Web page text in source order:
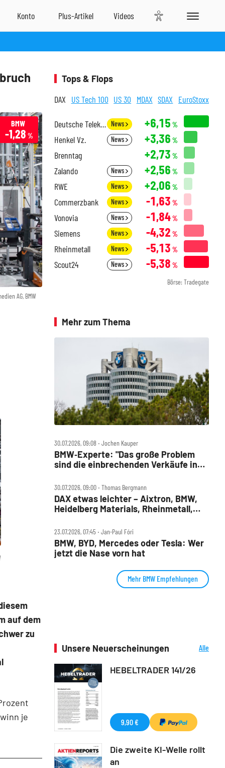
AG, BMW
BMW
-1,28 %
auf dem
zu
je
Tops & Flops
DAX US Tech 100 US 30 MDAX SDAX EuroStoxx
Deutsche Telekom News +6,15 %
Henkel Vz. News +3,36 %
Brenntag +2,73 %
Zalando News +2,56 %
RWE News +2,06 %
Commerzbank News -1,63 %
Vonovia News -1,84%
Siemens News -4,32 %
Rheinmetall News -5,13 %
Scout24 News -5,38 %
Börse: Tradegate
Mehr zum Thema
30.07.2026, 09:08 ‧ Jochen Kauper
BMW‑Experte: "Das große Problem
sind die einbrechenden Verkäufe in
30.07.2026, 09:00 ‧ Thomas Bergmann
DAX etwas leichter – Aixtron, BMW,
Heidelberg Materials, Rheinmetall,
Check
23.07.2026, 07:45 ‧ Jan-Paul Fóri
BMW, BYD, Mercedes oder Tesla: Wer
jetzt die Nase vorn hat
Mehr BMW Empfehlungen
Unsere Neuerscheinungen
Alle
HEBELTRADER 141/26
9,90 €
Die zweite KI-Welle rollt
an